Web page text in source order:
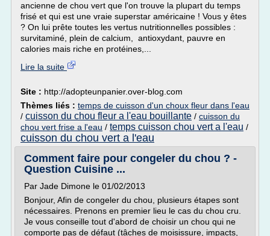
ancienne de chou vert que l'on trouve la plupart du temps
frisé et qui est une vraie superstar américaine ! Vous y êtes
? On lui prête toutes les vertus nutritionnelles possibles :
survitaminé, plein de calcium, antioxydant, pauvre en
calories mais riche en protéines,...
Lire la suite
Site : http://adopteunpanier.over-blog.com
Thèmes liés : temps de cuisson d'un choux fleur dans l'eau
/ cuisson du chou fleur a l'eau bouillante / cuisson du
chou vert frise a l'eau / temps cuisson chou vert a l'eau /
cuisson du chou vert a l'eau
Comment faire pour congeler du chou ? -
Question Cuisine ...
Par Jade Dimone le 01/02/2013
Bonjour, Afin de congeler du chou, plusieurs étapes sont
nécessaires. Prenons en premier lieu le cas du chou cru.
Je vous conseille tout d'abord de choisir un chou qui ne
comporte pas de défaut (tâches de moisissure, impacts,